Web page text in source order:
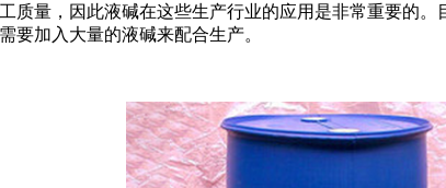
质量，因此液碱在这些生产行业的应用是非常重要的
要加入大量的液碱来配合生产。